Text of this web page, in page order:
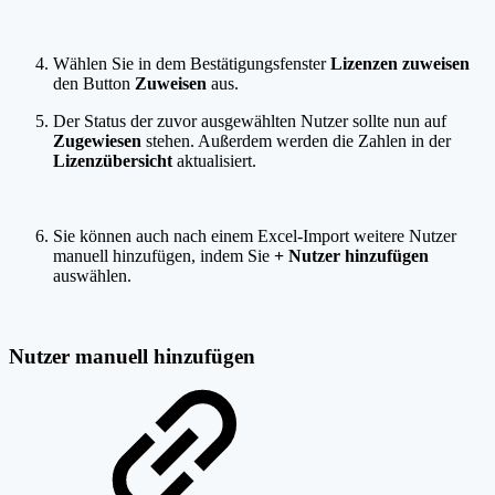
Wählen Sie in dem BestätigungsfensterLizenzen zuweisen
den Button Zuweisen aus.
Der Status der zuvor ausgewählten Nutzer sollte nun auf
Zugewiesen stehen. Außerdem werden die Zahlen in der
Lizenzübersicht aktualisiert.
Sie können auch nach einem Excel-Import weitere Nutzer
manuell hinzufügen, indem Sie + Nutzer hinzufügen
auswählen.
Nutzer manuell hinzufügen